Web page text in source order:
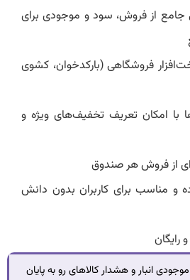
جامع از فروش، سود و موجودی برای
فروشگاهی (بارکدخوان، کشوی
با امکان تعریف تخفیف‌های ویژه و
از فروش هر صندوق
و مناسب برای کاربران بدون دانش
رایگان
انبار و هشدار کالاهای رو به پایان